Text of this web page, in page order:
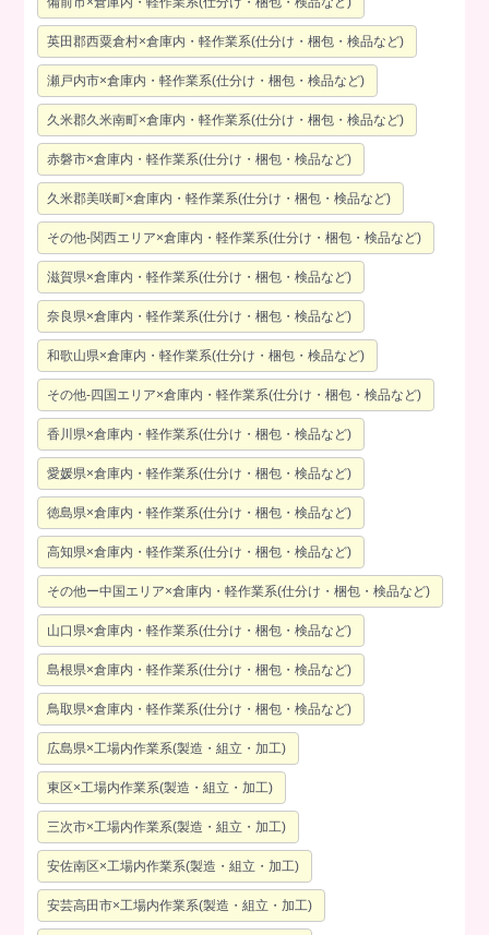
英田郡西粟倉村×倉庫内・軽作業系(仕分け・梱包・検品など)
瀬戸内市×倉庫内・軽作業系(仕分け・梱包・検品など)
久米郡久米南町×倉庫内・軽作業系(仕分け・梱包・検品など)
赤磐市×倉庫内・軽作業系(仕分け・梱包・検品など)
久米郡美咲町×倉庫内・軽作業系(仕分け・梱包・検品など)
その他-関西エリア×倉庫内・軽作業系(仕分け・梱包・検品など)
滋賀県×倉庫内・軽作業系(仕分け・梱包・検品など)
奈良県×倉庫内・軽作業系(仕分け・梱包・検品など)
和歌山県×倉庫内・軽作業系(仕分け・梱包・検品など)
その他-四国エリア×倉庫内・軽作業系(仕分け・梱包・検品など)
香川県×倉庫内・軽作業系(仕分け・梱包・検品など)
愛媛県×倉庫内・軽作業系(仕分け・梱包・検品など)
徳島県×倉庫内・軽作業系(仕分け・梱包・検品など)
高知県×倉庫内・軽作業系(仕分け・梱包・検品など)
その他ー中国エリア×倉庫内・軽作業系(仕分け・梱包・検品など)
山口県×倉庫内・軽作業系(仕分け・梱包・検品など)
島根県×倉庫内・軽作業系(仕分け・梱包・検品など)
鳥取県×倉庫内・軽作業系(仕分け・梱包・検品など)
広島県×工場内作業系(製造・組立・加工)
東区×工場内作業系(製造・組立・加工)
三次市×工場内作業系(製造・組立・加工)
安佐南区×工場内作業系(製造・組立・加工)
安芸高田市×工場内作業系(製造・組立・加工)